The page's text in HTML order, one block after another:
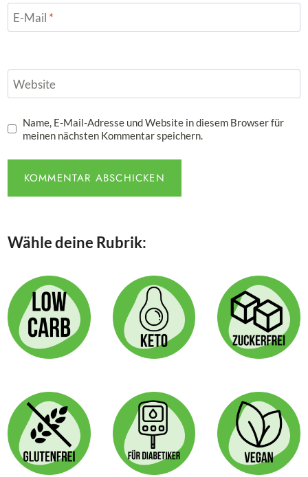
E-Mail *
Website
Name, E-Mail-Adresse und Website in diesem Browser für
meinen nächsten Kommentar speichern.
Wähle deine Rubrik: